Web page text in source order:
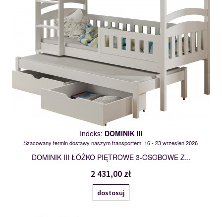
Indeks: DOMINIK III
Szacowany termin dostawy naszym transportem: 16 - 23 wrzesień 2026
DOMINIK III ŁÓŻKO PIĘTROWE 3-OSOBOWE Z...
2 431,00 zł
dostosuj